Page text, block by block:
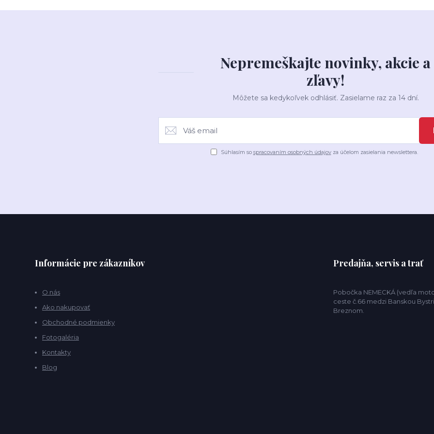
Nepremeškajte novinky, akcie a
zľavy!
Môžete sa kedykoľvek odhlásiť. Zasielame raz za 14 dní.
Súhlasím so spracovaním osobných údajovza účelom zasielania newslettera.
Informácie pre zákazníkov
O nás
Ako nakupovať
Obchodné podmienky
Fotogaléria
Kontakty
Blog
Predajňa, servis a trať
Pobočka NEMECKÁ (vedľa
ceste č.66 medzi Banskou
Breznom.